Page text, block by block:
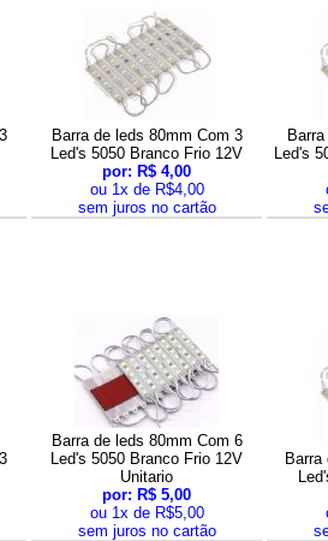
Barra de leds 80mm Com 3
Led's 5050 Branco Frio 12V
por: R$ 4,00
ou 1x de R$4,00
sem juros no cartão
Led's
Barra de leds 80mm Com 6
Led's 5050 Branco Frio 12V
Unitario
por: R$ 5,00
ou 1x de R$5,00
sem juros no cartão
Barra